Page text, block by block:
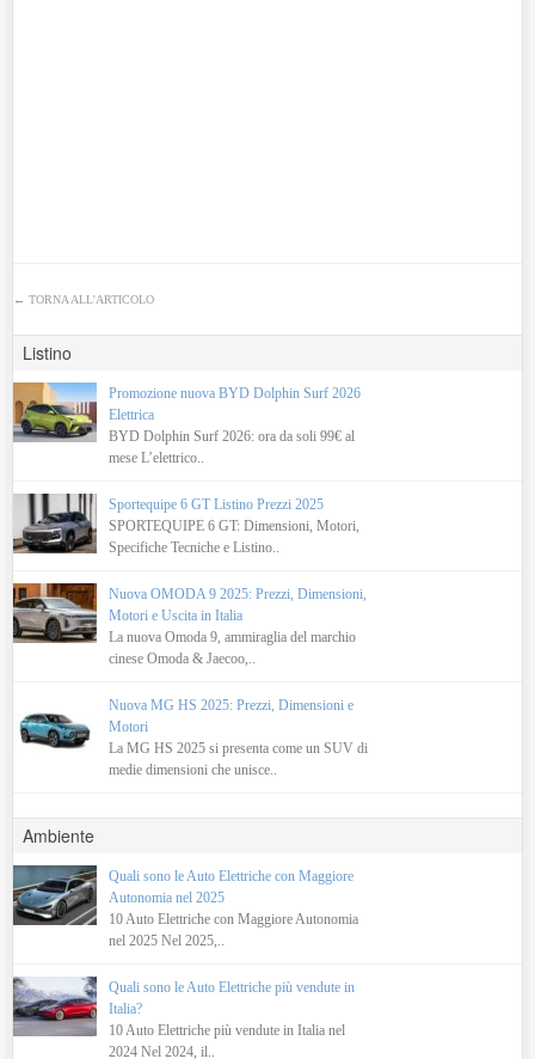
← TORNA ALL'ARTICOLO
Listino
Promozione nuova BYD Dolphin Surf 2026
Elettrica
BYD Dolphin Surf 2026: ora da soli 99€ al
mese L’elettrico..
Sportequipe 6 GT Listino Prezzi 2025
SPORTEQUIPE 6 GT: Dimensioni, Motori,
Specifiche Tecniche e Listino..
Nuova OMODA 9 2025: Prezzi, Dimensioni,
Motori e Uscita in Italia
La nuova Omoda 9, ammiraglia del marchio
cinese Omoda & Jaecoo,..
Nuova MG HS 2025: Prezzi, Dimensioni e
Motori
La MG HS 2025 si presenta come un SUV di
medie dimensioni che unisce..
Ambiente
Quali sono le Auto Elettriche con Maggiore
Autonomia nel 2025
10 Auto Elettriche con Maggiore Autonomia
nel 2025 Nel 2025,..
Quali sono le Auto Elettriche più vendute in
Italia?
10 Auto Elettriche più vendute in Italia nel
2024 Nel 2024, il..